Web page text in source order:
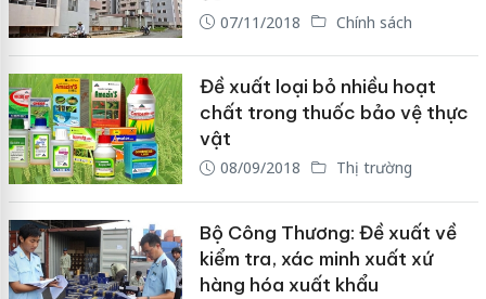
07/11/2018 Chính sách
Đề xuất loại bỏ nhiều hoạt
chất trong thuốc bảo vệ thực
vật
08/09/2018 Thị trường
Bộ Công Thương: Đề xuất về
kiểm tra, xác minh xuất xứ
hàng hóa xuất khẩu